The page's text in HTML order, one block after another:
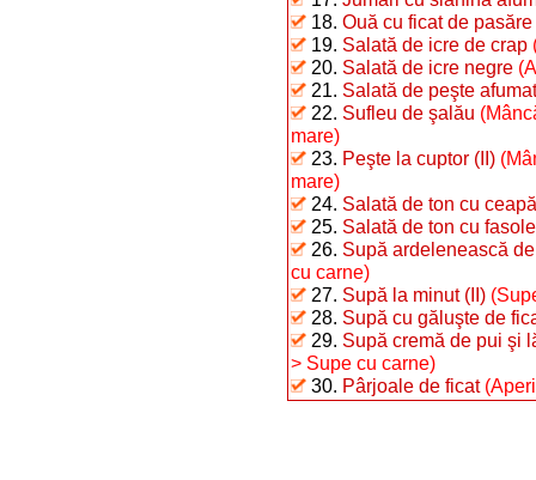
18. Ouă cu ficat de pasăre
19. Salată de icre de crap
20. Salată de icre negre
21. Salată de peşte
22. Sufleu de şalău
mare)
23. Peşte la cuptor (II)
mare)
24. Salată de ton cu ceapă
25. Salată de ton cu
26. Supă ardelenească
cu carne)
27. Supă la minut (II)
28. Supă cu găluşte de
29. Supă cremă de pui şi
> Supe cu carne)
30. Pârjoale de ficat